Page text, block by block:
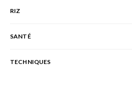
RIZ
SANTÉ
TECHNIQUES